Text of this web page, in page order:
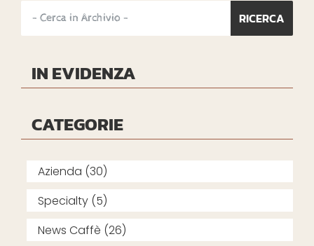
IN EVIDENZA
CATEGORIE
Azienda (30)
Specialty (5)
News Caffè (26)